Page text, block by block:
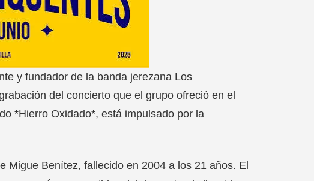
y fundador de la banda jerezana Los
del concierto que el grupo ofreció en el
*Hierro Oxidado*, está impulsado por la
Migue Benítez, fallecido en 2004 a los 21 años. El